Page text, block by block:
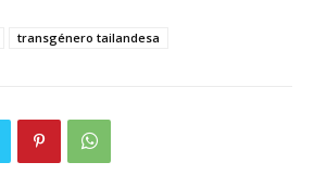
transgénero tailandesa